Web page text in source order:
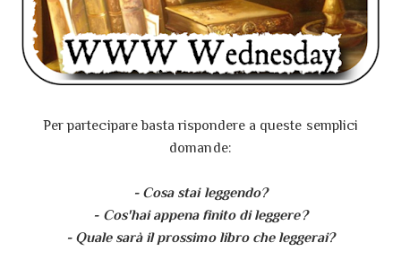
Per partecipare basta rispondere a queste semplici
domande:
- Cosa stai leggendo?
- Cos'hai appena finito di leggere?
- Quale sarà il prossimo libro che leggerai?